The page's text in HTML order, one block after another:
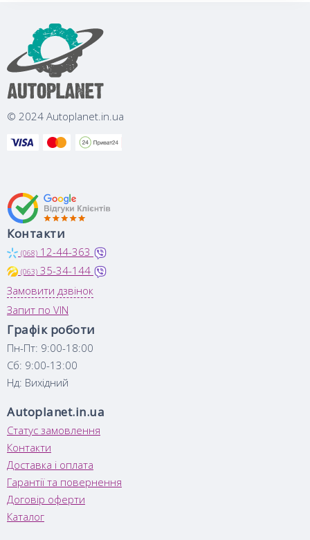
© 2024 Autoplanet.in.ua
Контакти
(068) 12-44-363
(063) 35-34-144
Замовити дзвінок
Запит по VIN
Графік роботи
Пн-Пт: 9:00-18:00
Сб: 9:00-13:00
Нд: Вихідний
Autoplanet.in.ua
Статус замовлення
Контакти
Доставка і оплата
Гарантії та повернення
Договір оферти
Каталог